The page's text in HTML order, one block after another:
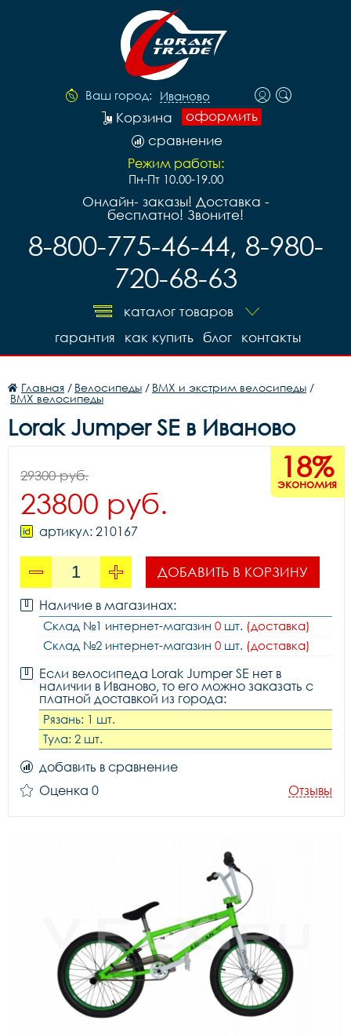
Ваш город: Иваново
оформить
Корзина
сравнение
Режим работы:
Пн-Пт 10.00-19.00
Онлайн- заказы! Доставка -
бесплатно! Звоните!
8-800-775-46-44, 8-980-
720-68-63
каталог товаров
контакты
блог
как купить
гарантия
Главная / Велосипеды / BMX и экстрим велосипеды /
BMX велосипеды
Lorak Jumper SE в Иваново
18%
экономия
29300 руб.
23800 руб.
артикул: 210167
ДОБАВИТЬ В КОРЗИНУ
Наличие в магазинах:
Склад №1 интернет-магазин 0 шт. (доставка)
Склад №2 интернет-магазин 0 шт. (доставка)
Если велосипеда Lorak Jumper SE нет в
наличии в Иваново, то его можно заказать с
платной доставкой из города:
Рязань: 1 шт.
Тула: 2 шт.
добавить в сравнение
Оценка 0
Отзывы